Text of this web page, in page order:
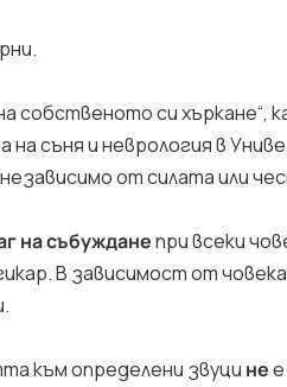
собственото си хъркане“,
на съня и неврология в
от силата или
на събужданепри всеки
В зависимост от
към определени звуци не